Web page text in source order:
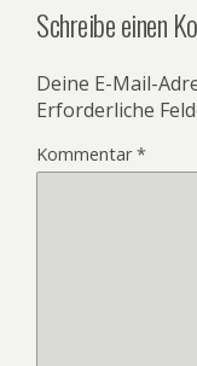
Schreibe einen
Deine E-Mail-
Erforderliche
Kommentar*